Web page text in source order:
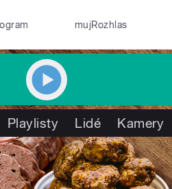
mujRozhlas
Playlisty Lidé Kamery